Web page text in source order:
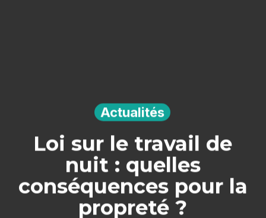
Actualités
Loi sur le travail de
nuit : quelles
conséquences pour la
propreté ?